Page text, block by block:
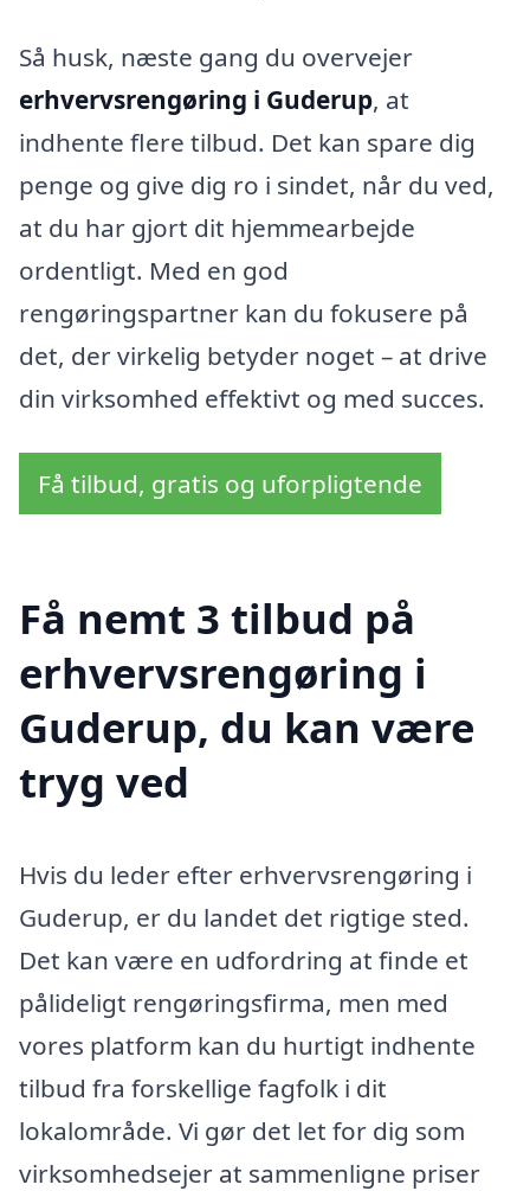
Så husk, næste gang du overvejer
erhvervsrengøring i Guderup, at
indhente flere tilbud. Det kan spare dig
penge og give dig ro i sindet, når du ved,
at du har gjort dit hjemmearbejde
ordentligt. Med en god
rengøringspartner kan du fokusere på
det, der virkelig betyder noget – at drive
din virksomhed effektivt og med succes.
Få tilbud, gratis og uforpligtende
Få nemt 3 tilbud på
erhvervsrengøring i
Guderup, du kan være
tryg ved
Hvis du leder efter erhvervsrengøring i
Guderup, er du landet det rigtige sted.
Det kan være en udfordring at finde et
pålideligt rengøringsfirma, men med
vores platform kan du hurtigt indhente
tilbud fra forskellige fagfolk i dit
lokalområde. Vi gør det let for dig som
virksomhedsejer at sammenligne priser